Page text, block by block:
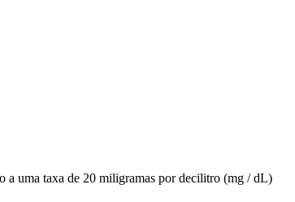
a uma taxa de 20 miligramas por decilitro (mg / dL)